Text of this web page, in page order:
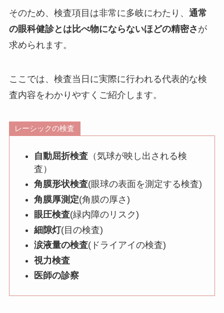
そのため、検査項目は非常に多岐にわたり、 通常
の眼科健診とは比べ物にならないほどの精密さ が
求められます。
ここでは、検査当日に実際に行われる代表的な検
査内容をわかりやすくご紹介します。
レーシックの検査
自動屈折検査 （気球が映し出される検
査）
角膜形状検査(眼球の表面を測定する検査)
角膜厚測定(角膜の厚さ)
眼圧検査(緑内障のリスク)
細隙灯(目の検査)
涙液量の検査(ドライアイの検査)
視力検査
医師の診察